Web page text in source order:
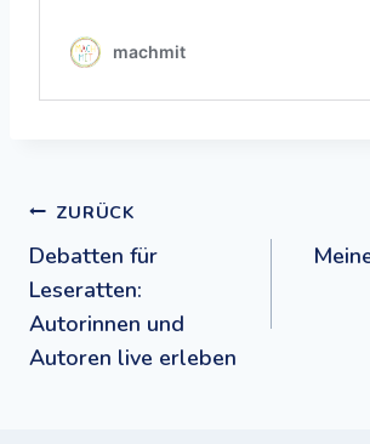
ZURÜCK
Debatten für
Leseratten:
Autorinnen und
Autoren live erleben